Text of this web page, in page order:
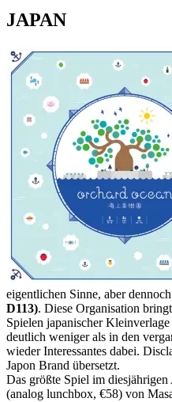
JAPAN
eigentlichen Sinne, aber
D113). Diese Organisation
Spielen japanischer
deutlich weniger als in den
wieder Interessantes dabei.
Japon Brand übersetzt.
Das größte Spiel im diesjährigen
(analog lunchbox, €58) von